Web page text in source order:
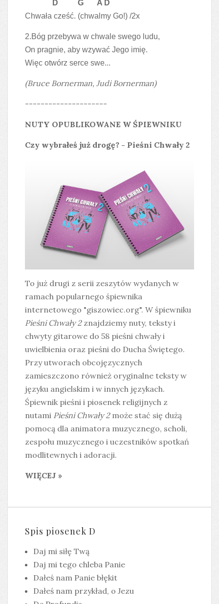
D G A D
Chwała cześć. (chwalmy Go!) /2x
2.Bóg przebywa w chwale swego ludu,
On pragnie, aby wzywać Jego imię.
Więc otwórz serce swe...
(Bruce Bornerman, Judi Bornerman)
---------------------
NUTY OPUBLIKOWANE W ŚPIEWNIKU
Czy wybrałeś już drogę? - Pieśni Chwały 2
To już drugi z serii zeszytów wydanych w
ramach popularnego śpiewnika
internetowego "giszowiec.org". W śpiewniku
Pieśni Chwały 2znajdziemy nuty, teksty i
chwyty gitarowe do 58 pieśni chwały i
uwielbienia oraz pieśni do Ducha Świętego.
Przy utworach obcojęzycznych
zamieszczono również oryginalne teksty w
języku angielskim i w innych językach.
Śpiewnik pieśni i piosenek religijnych z
nutami Pieśni Chwały 2może stać się dużą
pomocą dla animatora muzycznego, scholi,
zespołu muzycznego i uczestników spotkań
modlitewnych i adoracji.
WIĘCEJ »
Spis piosenek D
Daj mi siłę Twą
Daj mi tego chleba Panie
Dałeś nam Panie błękit
Dałeś nam przykład, o Jezu